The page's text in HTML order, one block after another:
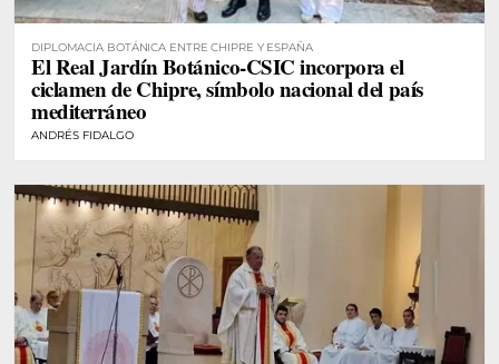
DIPLOMACIA BOTÁNICA ENTRE CHIPRE Y ESPAÑA
El Real Jardín Botánico-CSIC incorpora el
ciclamen de Chipre, símbolo nacional del país
mediterráneo
ANDRÉS FIDALGO